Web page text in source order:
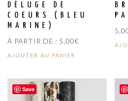
DÉLUGE DE
COEURS (BLEU
MARINE)
À PARTIR DE : 5,00€
AJOUTER AU PANIER
Save